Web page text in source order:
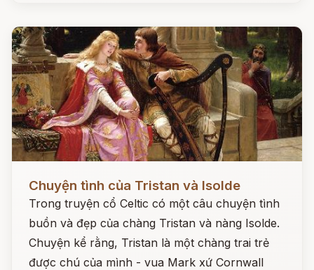
Chuyện tình của Tristan và Isolde
Trong truyện cổ Celtic có một câu chuyện tình
buồn và đẹp của chàng Tristan và nàng Isolde.
Chuyện kể rằng, Tristan là một chàng trai trẻ
được chú của mình - vua Mark xứ Cornwall